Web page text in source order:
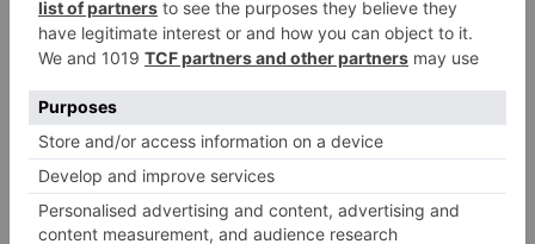
100 € 0,30‑0,50 € 200‑250
Industry Secret:
le z eno enoto na krog zmanjša možnost hitrega izčrpavanja
sredstev.
Poleg tega nastavite sesijo limit – naj bo to 20 % vašega